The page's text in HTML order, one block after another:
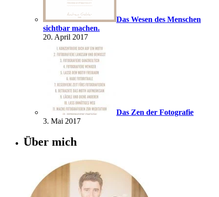
Das Wesen des Menschen
sichtbar machen.
20. April 2017
Das Zen der Fotografie
3. Mai 2017
Über mich